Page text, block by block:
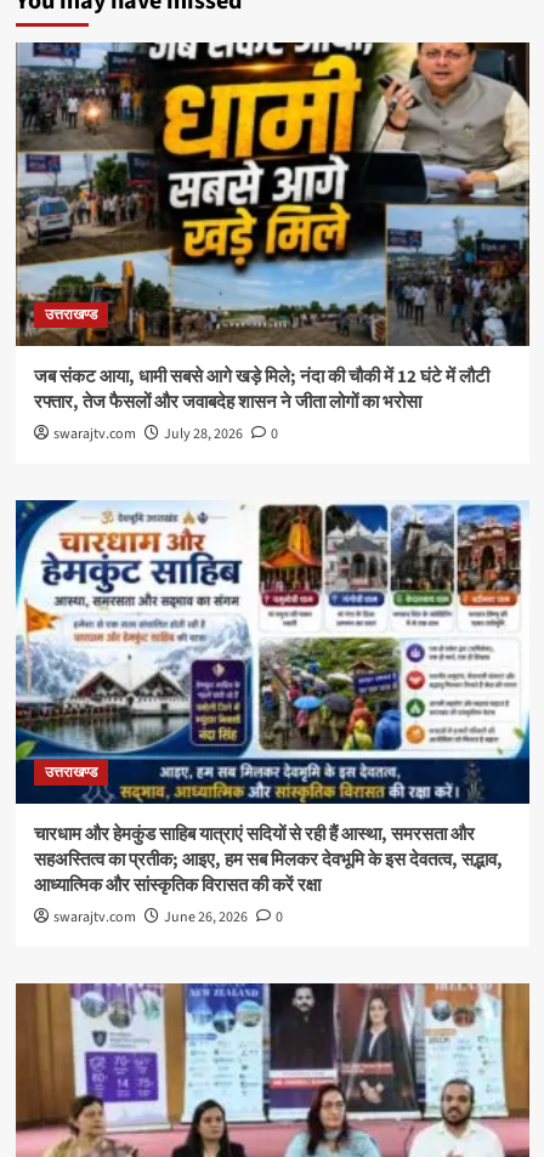
उत्तराखण्ड
जब संकट आया, धामी सबसे आगे खड़े मिले; नंदा की चौकी में 12 घंटे में लौटी
रफ्तार, तेज फैसलों और जवाबदेह शासन ने जीता लोगों का भरोसा
swarajtv.com July 28, 2026 0
उत्तराखण्ड
चारधाम और हेमकुंड साहिब यात्राएं सदियों से रही हैं आस्था, समरसता और
सहअस्तित्व का प्रतीक; आइए, हम सब मिलकर देवभूमि के इस देवतत्व, सद्भाव,
आध्यात्मिक और सांस्कृतिक विरासत की करें रक्षा
swarajtv.com June 26, 2026 0